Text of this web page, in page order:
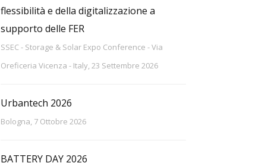
flessibilità e della digitalizzazione a
supporto delle FER
SSEC - Storage & Solar Expo Conference - Via
Oreficeria Vicenza - Italy, 23 Settembre 2026
Urbantech 2026
Bologna, 7 Ottobre 2026
BATTERY DAY 2026